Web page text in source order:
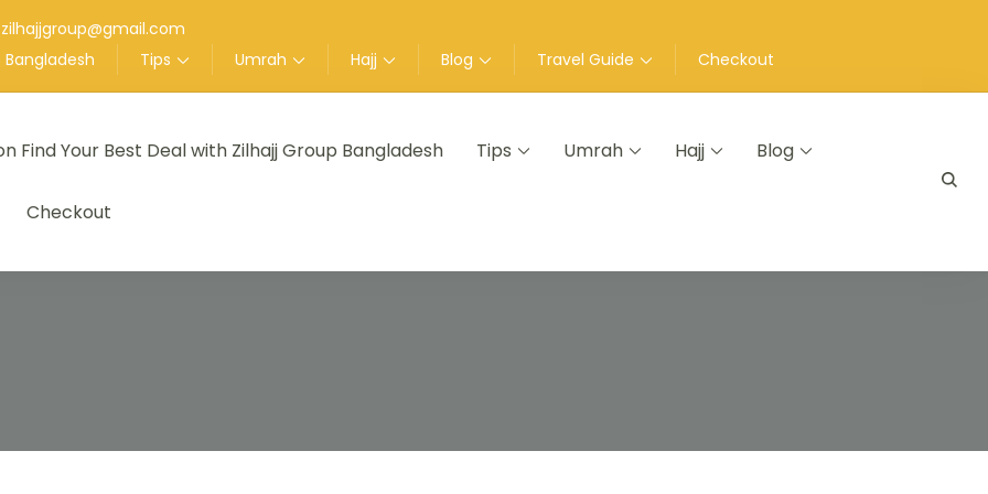
zilhajjgroup@gmail.com
Tips Umrah Hajj Blog Travel Guide Checkout
Find Your Best Deal with Zilhajj Group Bangladesh Tips Umrah Hajj Blog
Checkout